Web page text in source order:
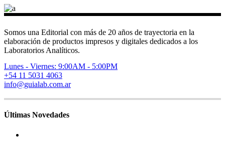
Somos una Editorial con más de 20 años de trayectoria en la
elaboración de productos impresos y digitales dedicados a los
Laboratorios Analíticos.
Lunes - Viernes: 9:00AM - 5:00PM
+54 11 5031 4063
info@guialab.com.ar
Últimas Novedades